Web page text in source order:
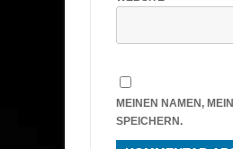
MEINEN NAMEN,
SPEICHERN.